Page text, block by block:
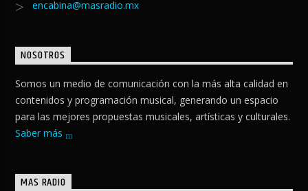
encabina@masradio.mx
NOSOTROS
Somos un medio de comunicación con la más alta calidad en
contenidos y programación musical, generando un espacio
para las mejores propuestas musicales, artísticas y culturales.
Saber más
MAS RADIO